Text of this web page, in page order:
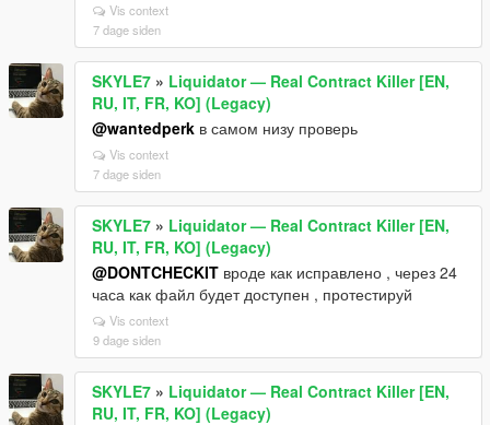
Vis context
7 dage siden
SKYLE7 » Liquidator — Real Contract Killer [EN,
RU, IT, FR, KO] (Legacy)
@wantedperk в самом низу проверь
Vis context
7 dage siden
SKYLE7 » Liquidator — Real Contract Killer [EN,
RU, IT, FR, KO] (Legacy)
@DONTCHECKIT вроде как исправлено , через 24
часа как файл будет доступен , протестируй
Vis context
9 dage siden
SKYLE7 » Liquidator — Real Contract Killer [EN,
RU, IT, FR, KO] (Legacy)